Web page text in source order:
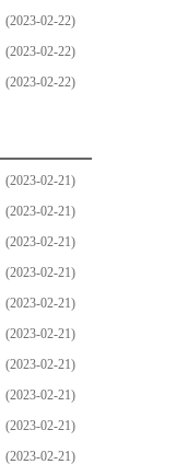
(2023-02-22)
(2023-02-22)
(2023-02-22)
(2023-02-21)
(2023-02-21)
(2023-02-21)
(2023-02-21)
(2023-02-21)
(2023-02-21)
(2023-02-21)
(2023-02-21)
(2023-02-21)
(2023-02-21)